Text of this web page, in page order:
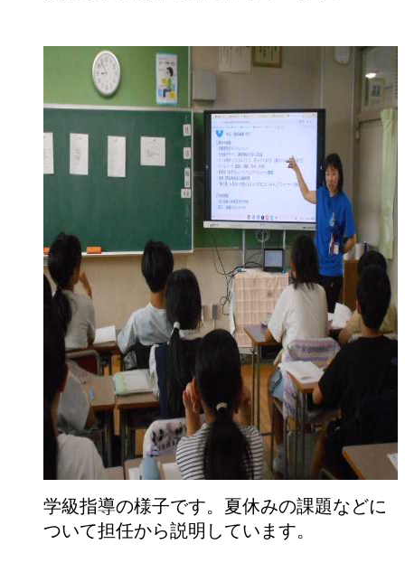
学級指導の様子です。夏休みの課題などに
ついて担任から説明しています。